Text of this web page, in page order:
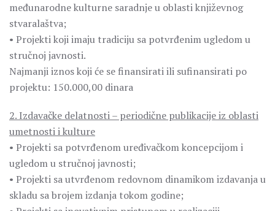
međunarodne kulturne saradnje u oblasti književnog
stvaralaštva;
• Projekti koji imaju tradiciju sa potvrđenim ugledom u
stručnoj javnosti.
Najmanji iznos koji će se finansirati ili sufinansirati po
projektu: 150.000,00 dinara
2. Izdavačke delatnosti – periodične publikacije iz oblasti
umetnosti i kulture
• Projekti sa potvrđenom uređivačkom koncepcijom i
ugledom u stručnoj javnosti;
• Projekti sa utvrđenom redovnom dinamikom izdavanja u
skladu sa brojem izdanja tokom godine;